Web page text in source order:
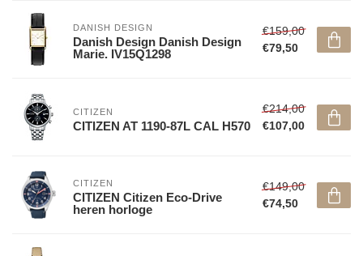
DANISH DESIGN
Danish Design Danish Design
Marie. IV15Q1298
€159,00
€79,50
CITIZEN
CITIZEN AT 1190-87L CAL H570
€214,00
€107,00
CITIZEN
CITIZEN Citizen Eco-Drive
heren horloge
€149,00
€74,50